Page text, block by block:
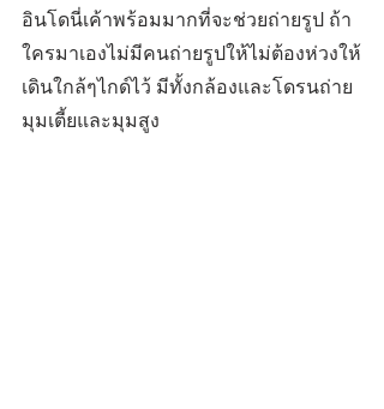
อินโดนี่เค้าพร้อมมากที่จะช่วยถ่ายรูป ถ้า
ใครมาเองไม่มีคนถ่ายรูปให้ไม่ต้องห่วงให้
เดินใกล้ๆไกด์ไว้ มีทั้งกล้องและโดรนถ่าย
มุมเตี้ยและมุมสูง